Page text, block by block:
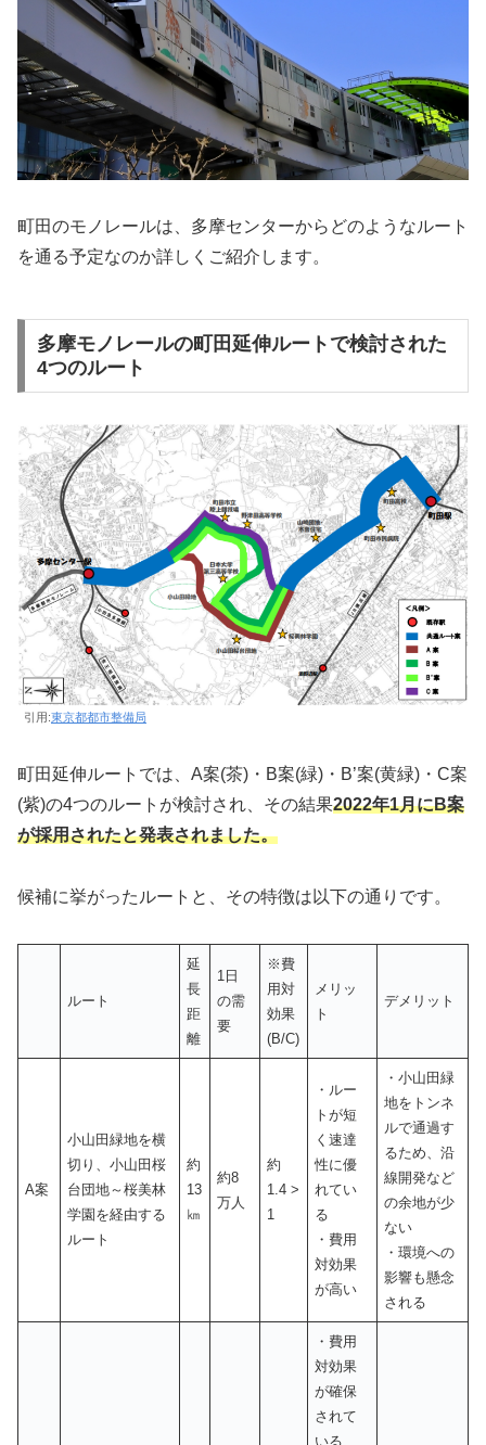
町田のモノレールは、多摩センターからどのようなルート
を通る予定なのか詳しくご紹介します。
多摩モノレールの町田延伸ルートで検討された
4つのルート
引用:東京都都市整備局
町田延伸ルートでは、A案(茶)・B案(緑)・B’案(黄緑)・C案
(紫)の4つのルートが検討され、その結果2022年1月にB案
が採用されたと発表されました。
候補に挙がったルートと、その特徴は以下の通りです。
ルート
延
長
距
離
1日
の需
要
※費
用対
効果
(B/C)
メリッ
ト
デメリット
A案
小山田緑地を横
切り、小山田桜
台団地～桜美林
学園を経由する
ルート
約
13
㎞
約8
万人
約
1.4 >
1
・ルー
トが短
く速達
性に優
れてい
る
・費用
対効果
が高い
・小山田緑
地をトンネ
ルで通過す
るため、沿
線開発など
の余地が少
ない
・環境への
影響も懸念
される
・費用
対効果
が確保
されて
いる